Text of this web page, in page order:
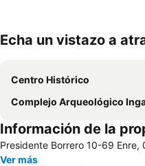
Echa un vistazo a
Centro Histórico
Complejo Arqueológico
Información de la
Presidente Borrero 10-69 Enre,
Ver más